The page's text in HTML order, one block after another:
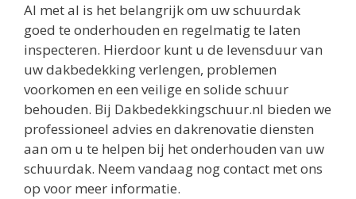
Al met al is het belangrijk om uw schuurdak
goed te onderhouden en regelmatig te laten
inspecteren. Hierdoor kunt u de levensduur van
uw dakbedekking verlengen, problemen
voorkomen en een veilige en solide schuur
behouden. Bij Dakbedekkingschuur.nl bieden we
professioneel advies en dakrenovatie diensten
aan om u te helpen bij het onderhouden van uw
schuurdak. Neem vandaag nog contact met ons
op voor meer informatie.